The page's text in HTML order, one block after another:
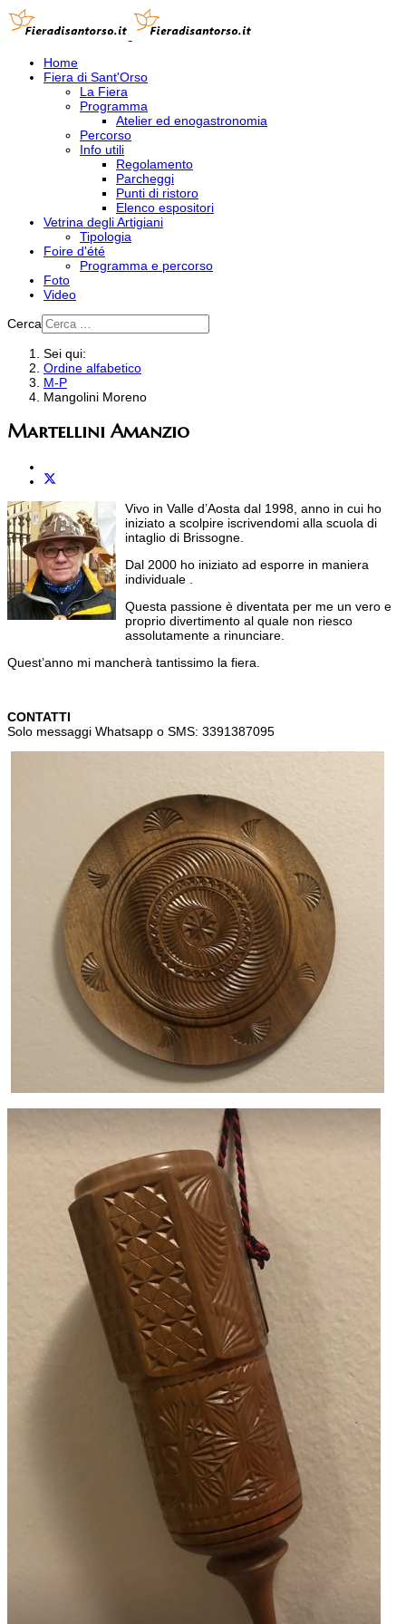
Home
Fiera di Sant'Orso
La Fiera
Programma
Atelier ed enogastronomia
Percorso
Info utili
Regolamento
Parcheggi
Punti di ristoro
Elenco espositori
Vetrina degli Artigiani
Tipologia
Foire d'été
Programma e percorso
Foto
Video
Cerca
Sei qui:
Ordine alfabetico
M-P
Mangolini Moreno
Martellini Amanzio
Vivo in Valle d’Aosta dal 1998, anno in cui ho
iniziato a scolpire iscrivendomi alla scuola di
intaglio di Brissogne.
Dal 2000 ho iniziato ad esporre in maniera
individuale .
Questa passione è diventata per me un vero e
proprio divertimento al quale non riesco
assolutamente a rinunciare.
Quest’anno mi mancherà tantissimo la fiera.
CONTATTI
Solo messaggi Whatsapp o SMS: 3391387095